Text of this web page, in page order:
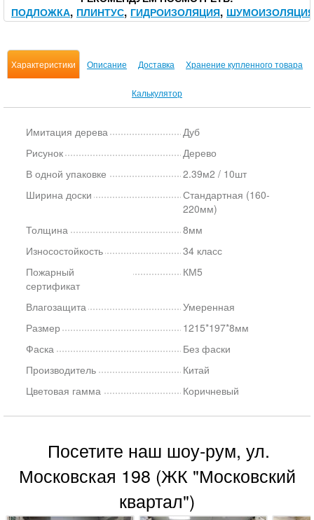
ПОДЛОЖКА ПЛИНТУС ГИДРОИЗОЛЯЦИЯ ШУМОИЗОЛЯЦИЯ
Характеристики Описание Доставка Хранение купленного товара
Калькулятор
Имитация дерева
Дуб
Рисунок
Дерево
В одной упаковке
2.39м2 / 10шт
Ширина доски
Стандартная (160-
220мм)
Толщина
8мм
Износостойкость
34 класс
Пожарный
сертификат
КМ5
Влагозащита
Умеренная
Размер
1215*197*8мм
Фаска
Без фаски
Производитель
Китай
Цветовая гамма
Коричневый
Посетите наш шоу-рум, ул.
Московская 198 (ЖК "Московский
квартал")